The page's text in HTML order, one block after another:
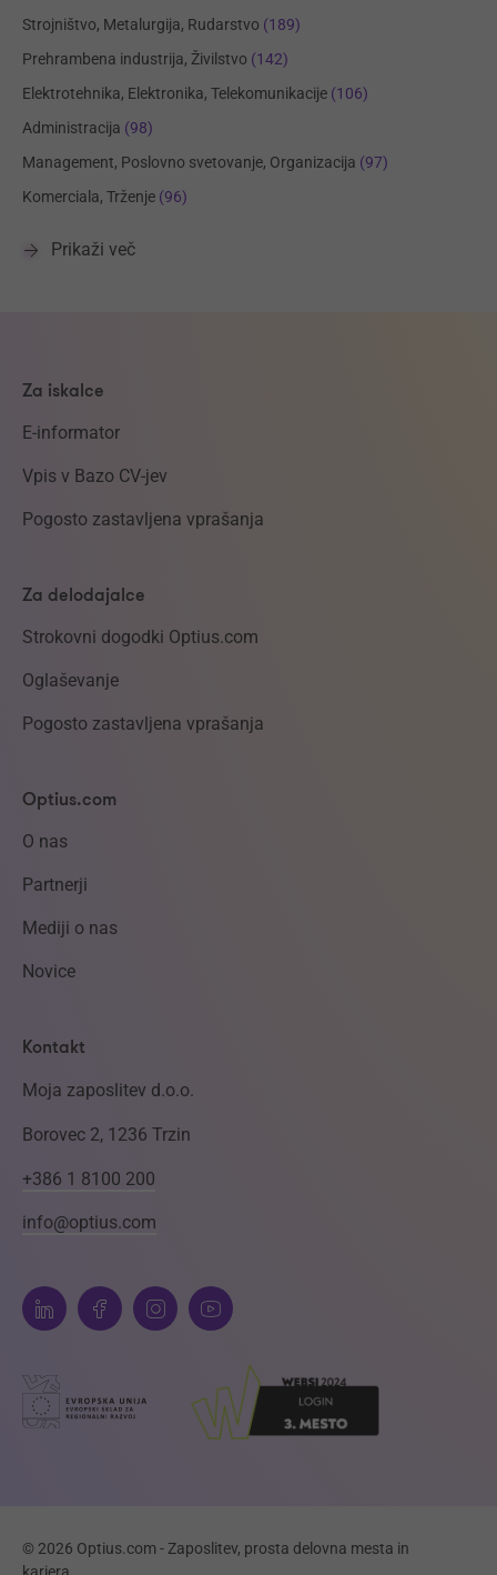
Strojništvo, Metalurgija, Rudarstvo (189)
Prehrambena industrija, Živilstvo (142)
Elektrotehnika, Elektronika, Telekomunikacije (106)
Administracija (98)
Management, Poslovno svetovanje, Organizacija (97)
Komerciala, Trženje (96)
Prikaži več
Za iskalce
E-informator
Vpis v Bazo CV-jev
Pogosto zastavljena vprašanja
Za delodajalce
Strokovni dogodki Optius.com
Oglaševanje
Pogosto zastavljena vprašanja
Optius.com
O nas
Partnerji
Mediji o nas
Novice
Kontakt
Moja zaposlitev d.o.o.
Borovec 2, 1236 Trzin
+386 1 8100 200
info@optius.com
© 2026 Optius.com - Zaposlitev, prosta delovna mesta in